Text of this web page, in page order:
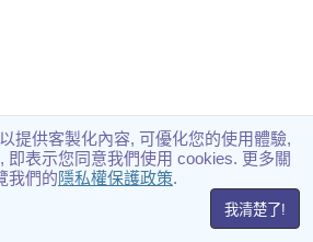
提供客製化內容, 可優化您的使用體驗,
即表示您同意我們使用 cookies. 更多關
我們的隱私權保護政策.
我清楚了!